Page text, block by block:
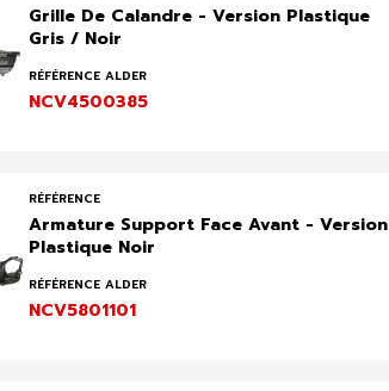
Grille De Calandre - Version Plastique
Gris / Noir
RÉFÉRENCE ALDER
NCV4500385
RÉFÉRENCE
Armature Support Face Avant - Version
Plastique Noir
RÉFÉRENCE ALDER
NCV5801101